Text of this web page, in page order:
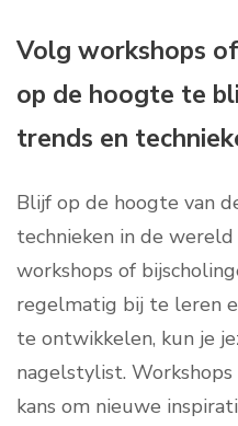
Volg workshops
op de hoogte te
trends en
Blijf op de hoogte van
technieken in de
workshops of
regelmatig bij te leren
te ontwikkelen, kun je
nagelstylist.
kans om nieuwe